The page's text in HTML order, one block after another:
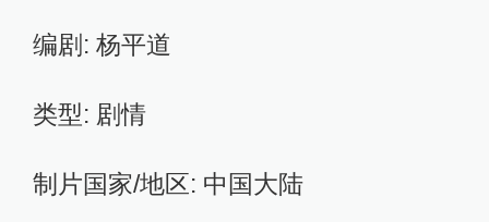
编剧: 杨平道
类型: 剧情
制片国家/地区: 中国大陆